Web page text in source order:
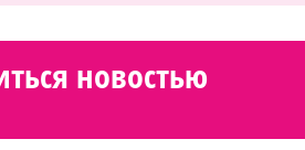
новостью